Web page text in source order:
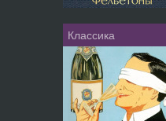
Классика